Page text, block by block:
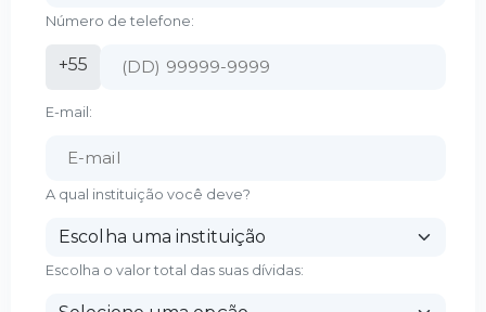
Número de telefone:
+55
E-mail:
A qual instituição você deve?
Escolha o valor total das suas dívidas: